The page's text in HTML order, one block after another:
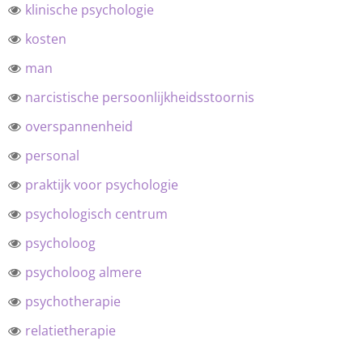
klinische psychologie
kosten
man
narcistische persoonlijkheidsstoornis
overspannenheid
personal
praktijk voor psychologie
psychologisch centrum
psycholoog
psycholoog almere
psychotherapie
relatietherapie